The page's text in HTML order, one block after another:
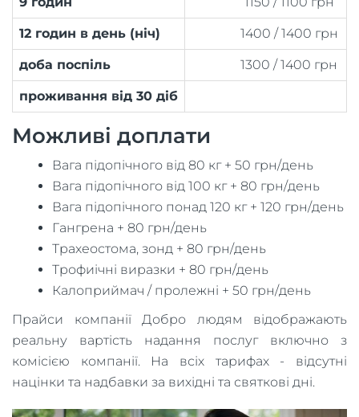
12 годин в день (ніч) 1400 / 1400 грн
доба поспіль 1300 / 1400 грн
проживання від 30 діб
Можливі доплати
Вага підопічного від 80 кг + 50 грн/день
Вага підопічного від 100 кг + 80 грн/день
Вага підопічного понад 120 кг + 120 грн/день
Гангрена + 80 грн/день
Трахеостома, зонд + 80 грн/день
Трофиічні виразки + 80 грн/день
Калоприймач / пролежні + 50 грн/день
Прайси компанії Добро людям відображають
реальну вартість надання послуг включно з
комісією компанії. На всіх тарифах - відсутні
націнки та надбавки за вихідні та святкові дні.